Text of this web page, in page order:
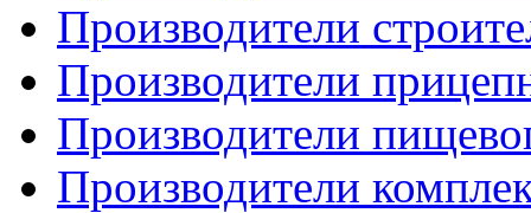
Производители
Производители
Производители
Производители